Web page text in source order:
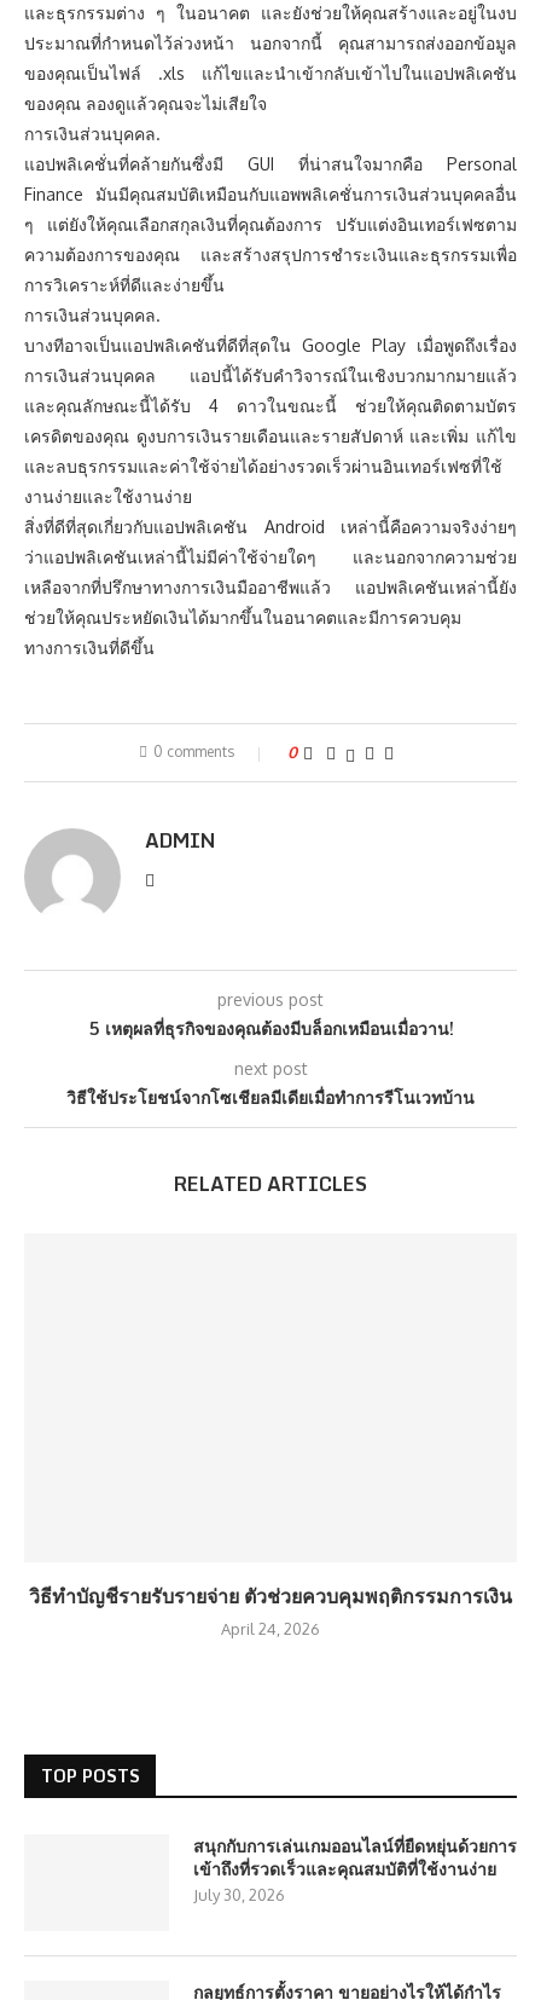
และธุรกรรมต่าง ๆ ในอนาคต และยังช่วยให้คุณสร้างและอยู่ในงบ
ประมาณที่กำหนดไว้ล่วงหน้า นอกจากนี้ คุณสามารถส่งออกข้อมูล
ของคุณเป็นไฟล์ .xls แก้ไขและนำเข้ากลับเข้าไปในแอปพลิเคชัน
ของคุณ ลองดูแล้วคุณจะไม่เสียใจ
การเงินส่วนบุคคล.
แอปพลิเคชั่นที่คล้ายกันซึ่งมี GUI ที่น่าสนใจมากคือ Personal
Finance มันมีคุณสมบัติเหมือนกับแอพพลิเคชั่นการเงินส่วนบุคคลอื่น
ๆ แต่ยังให้คุณเลือกสกุลเงินที่คุณต้องการ ปรับแต่งอินเทอร์เฟซตาม
ความต้องการของคุณ และสร้างสรุปการชำระเงินและธุรกรรมเพื่อ
การวิเคราะห์ที่ดีและง่ายขึ้น
การเงินส่วนบุคคล.
บางทีอาจเป็นแอปพลิเคชันที่ดีที่สุดใน Google Play เมื่อพูดถึงเรื่อง
การเงินส่วนบุคคล แอปนี้ได้รับคำวิจารณ์ในเชิงบวกมากมายแล้ว
และคุณลักษณะนี้ได้รับ 4 ดาวในขณะนี้ ช่วยให้คุณติดตามบัตร
เครดิตของคุณ ดูงบการเงินรายเดือนและรายสัปดาห์ และเพิ่ม แก้ไข
และลบธุรกรรมและค่าใช้จ่ายได้อย่างรวดเร็วผ่านอินเทอร์เฟซที่ใช้
งานง่ายและใช้งานง่าย
สิ่งที่ดีที่สุดเกี่ยวกับแอปพลิเคชัน Android เหล่านี้คือความจริงง่ายๆ
ว่าแอปพลิเคชันเหล่านี้ไม่มีค่าใช้จ่ายใดๆ และนอกจากความช่วย
เหลือจากที่ปรึกษาทางการเงินมืออาชีพแล้ว แอปพลิเคชันเหล่านี้ยัง
ช่วยให้คุณประหยัดเงินได้มากขึ้นในอนาคตและมีการควบคุม
ทางการเงินที่ดีขึ้น
0 comments 0
ADMIN
previous post
5 เหตุผลที่ธุรกิจของคุณต้องมีบล็อกเหมือนเมื่อวาน!
next post
วิธีใช้ประโยชน์จากโซเชียลมีเดียเมื่อทำการรีโนเวทบ้าน
RELATED ARTICLES
วิธีทำบัญชีรายรับรายจ่าย ตัวช่วยควบคุมพฤติกรรมการเงิน
April 24, 2026
TOP POSTS
สนุกกับการเล่นเกมออนไลน์ที่ยืดหยุ่นด้วยการ
เข้าถึงที่รวดเร็วและคุณสมบัติที่ใช้งานง่าย
July 30, 2026
กลยุทธ์การตั้งราคา ขายอย่างไรให้ได้กำไร